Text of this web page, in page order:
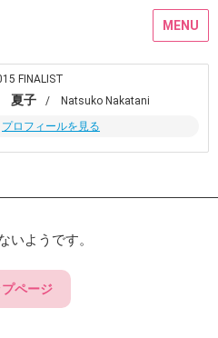
MENU
FINALIST
夏子
/ Natsuko Nakatani
プロフィールを見る
いようです。
プページ